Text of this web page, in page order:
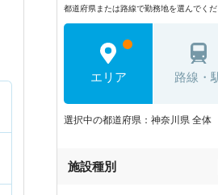
都道府県または路線で勤務地を選んでくだ
エリア 路線・
選択中の都道府県：神奈川県 全体
施設種別